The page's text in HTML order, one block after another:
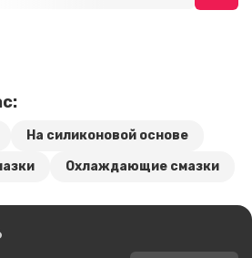
На силиконовой основе
Охлаждающие смазки